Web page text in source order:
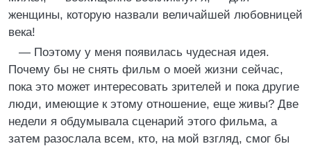
женщины, которую назвали величайшей любовницей
века!
— Поэтому у меня появилась чудесная идея.
Почему бы не снять фильм о моей жизни сейчас,
пока это может интересовать зрителей и пока другие
люди, имеющие к этому отношение, еще живы? Две
недели я обдумывала сценарий этого фильма, а
затем разослала всем, кто, на мой взгляд, смог бы